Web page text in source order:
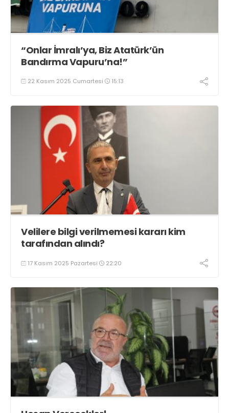
“Onlar İmralı’ya, Biz Atatürk’ün
Bandırma Vapuru’na!”
22 Kasım 2025 Cumartesi 15:13
Velilere bilgi verilmemesi kararı kim
tarafından alındı?
17 Kasım 2025 Pazartesi 22:20